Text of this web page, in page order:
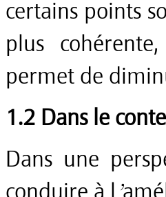
certains points
plus
permet de
1.2 Dans le
Dans une
conduire à